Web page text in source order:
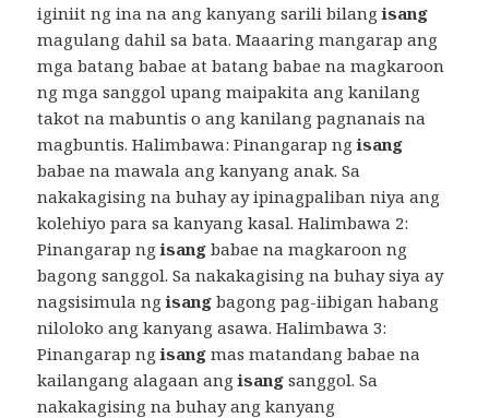
iginiit ng ina na ang kanyang sarili bilangisang
magulang dahil sa bata. Maaaring mangarap ang
mga batang babae at batang babae na magkaroon
ng mga sanggol upang maipakita ang kanilang
takot na mabuntis o ang kanilang pagnanais na
magbuntis. Halimbawa: Pinangarap ngisang
babae na mawala ang kanyang anak. Sa
nakakagising na buhay ay ipinagpaliban niya ang
kolehiyo para sa kanyang kasal. Halimbawa 2:
Pinangarap ngisang babae na magkaroon ng
bagong sanggol. Sa nakakagising na buhay siya ay
nagsisimula ngisang bagong pag-iibigan habang
niloloko ang kanyang asawa. Halimbawa 3:
Pinangarap ngisang mas matandang babae na
kailangang alagaan angisang sanggol. Sa
nakakagising na buhay ang kanyang